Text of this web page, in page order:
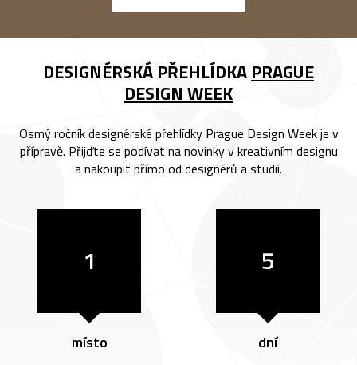
DESIGNÉRSKÁ PŘEHLÍDKA PRAGUE
DESIGN WEEK
Osmý ročník designérské přehlídky Prague Design Week je v
přípravě. Přijďte se podívat na novinky v kreativním designu
a nakoupit přímo od designérů a studií.
1
místo
5
dní